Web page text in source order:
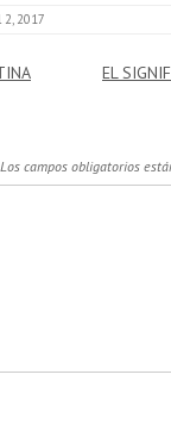
2, 2017
EL
Los campos obligatorios